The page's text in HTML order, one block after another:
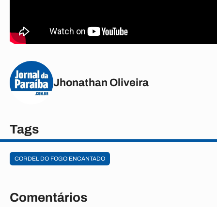
Jhonathan Oliveira
Tags
CORDEL DO FOGO ENCANTADO
Comentários